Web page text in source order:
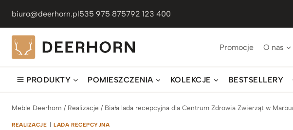
treści
biuro@deerhorn.pl535 975 875792 123 400
Promocje O nas
PRODUKTY POMIESZCZENIA KOLEKCJE BESTSELLERY
Meble Deerhorn / Realizacje / Biała lada recepcyjna dla Centrum Zdrowia Zwierząt w
REALIZACJE | LADA RECEPCYJNA